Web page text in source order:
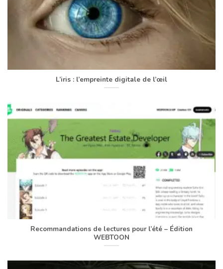
L’iris : l’empreinte digitale de l’œil
Recommandations de lectures pour l’été – Édition
WEBTOON